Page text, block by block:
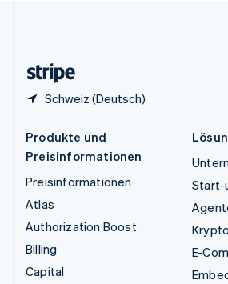
Schweiz (Deutsch)
Produkte und
Preisinformationen
Preisinformationen
Atlas
Authorization Boost
Billing
Capital
Start-
Krypto
E-